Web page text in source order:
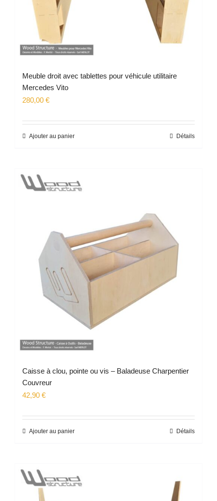
Meuble droit avec tablettes pour véhicule utilitaire
Mercedes Vito
280,00 €
Ajouter au panier Détails
Caisse à clou, pointe ou vis – Baladeuse Charpentier
Couvreur
42,90 €
Ajouter au panier Détails